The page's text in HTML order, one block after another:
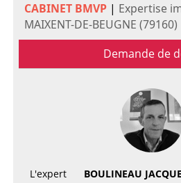
CABINET BMVP| Expertise
MAIXENT-DE-BEUGNE (79160)
Demande de
L'expert
BOULINEAU